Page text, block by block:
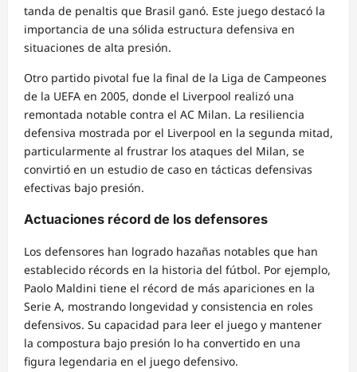
tanda de penaltis que Brasil ganó. Este juego destacó la
importancia de una sólida estructura defensiva en
situaciones de alta presión.
Otro partido pivotal fue la final de la Liga de Campeones
de la UEFA en 2005, donde el Liverpool realizó una
remontada notable contra el AC Milan. La resiliencia
defensiva mostrada por el Liverpool en la segunda mitad,
particularmente al frustrar los ataques del Milan, se
convirtió en un estudio de caso en tácticas defensivas
efectivas bajo presión.
Actuaciones récord de los defensores
Los defensores han logrado hazañas notables que han
establecido récords en la historia del fútbol. Por ejemplo,
Paolo Maldini tiene el récord de más apariciones en la
Serie A, mostrando longevidad y consistencia en roles
defensivos. Su capacidad para leer el juego y mantener
la compostura bajo presión lo ha convertido en una
figura legendaria en el juego defensivo.